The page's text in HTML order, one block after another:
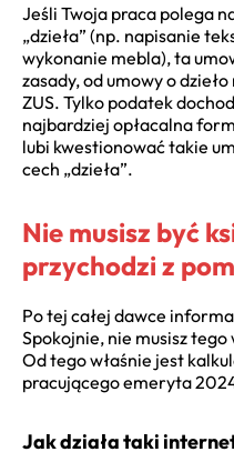
Jeśli Twoja praca polega
„dzieła” (np. napisanie
wykonanie mebla), ta
zasady, od umowy o
ZUS. Tylko podatek
najbardziej opłacalna
lubi kwestionować takie
cech „dzieła”.
Nie musisz być
przychodzi z
Po tej całej dawce
Spokojnie, nie musisz
Od tego właśnie jest
pracującego emeryta
Jak działa taki